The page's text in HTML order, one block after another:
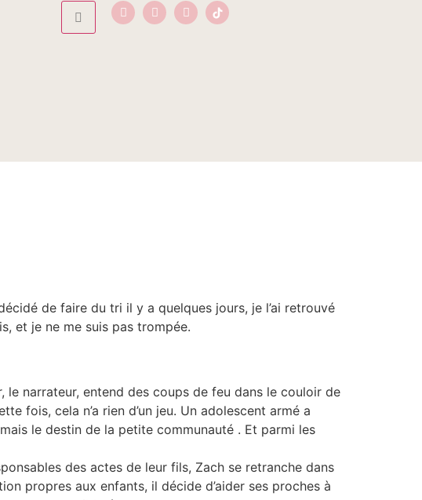
de faire du tri il y a quelques jours, je l’ai retrouvé
et je ne me suis pas trompée.
le narrateur, entend des coups de feu dans le couloir de
fois, cela n’a rien d’un jeu. Un adolescent armé a
le destin de la petite communauté . Et parmi les
des actes de leur fils, Zach se retranche dans
propres aux enfants, il décide d’aider ses proches à